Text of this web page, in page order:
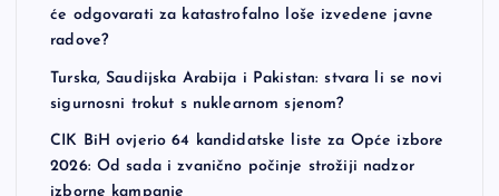
će odgovarati za katastrofalno loše izvedene javne
radove?
Turska, Saudijska Arabija i Pakistan: stvara li se novi
sigurnosni trokut s nuklearnom sjenom?
CIK BiH ovjerio 64 kandidatske liste za Opće izbore
2026: Od sada i zvanično počinje strožiji nadzor
izborne kampanje